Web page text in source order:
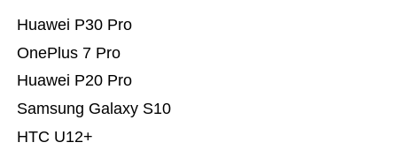
HTC U12+
Samsung Galaxy S10
Huawei P20 Pro
OnePlus 7 Pro
Huawei P30 Pro